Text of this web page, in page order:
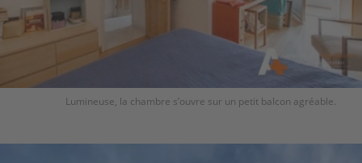
Lumineuse, la chambre s’ouvre sur un petit balcon agréable.